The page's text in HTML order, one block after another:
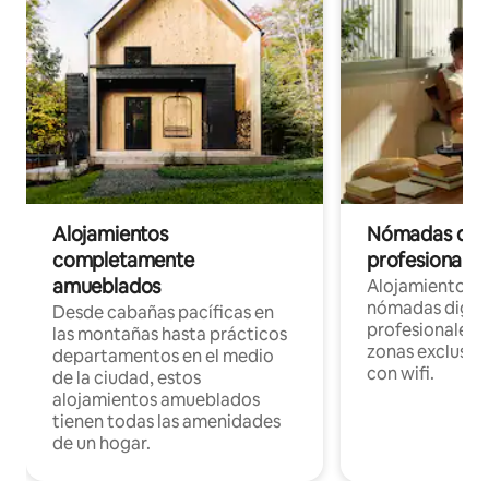
Alojamientos
completamente
amueblados
Desde cabañas pacíficas en
las montañas hasta prácticos
departamentos en el medio
de la ciudad, estos
alojamientos amueblados
tienen todas las amenidades
de un hogar.
Nómadas
Alojamientos
nómadas
profesionales
zonas
con wifi.